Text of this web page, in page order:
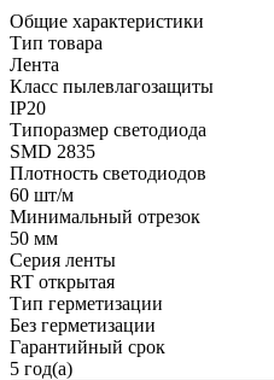
Общие характеристики
Тип товара
Лента
Класс пылевлагозащиты
IP20
Типоразмер светодиода
SMD 2835
Плотность светодиодов
60 шт/м
Минимальный отрезок
50 мм
Серия ленты
RT открытая
Тип герметизации
Без герметизации
Гарантийный срок
5 год(а)